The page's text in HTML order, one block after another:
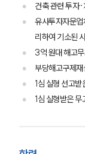
건축 관련 투자
유사투자자문업
리하여 기소된
3억 원대 해고
부당해고구제
1심 실형 선고
1심 실형받은